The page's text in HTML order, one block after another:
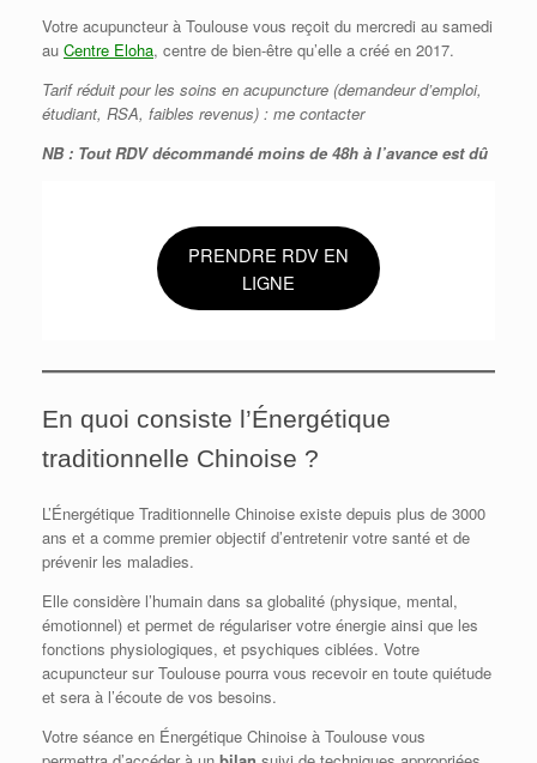
Votre acupuncteur à Toulouse vous reçoit du mercredi au samedi
au Centre Eloha, centre de bien-être qu’elle a créé en 2017.
Tarif réduit pour les soins en acupuncture (demandeur d’emploi,
étudiant, RSA, faibles revenus) : me contacter
NB : Tout RDV décommandé moins de 48h à l’avance est dû
PRENDRE RDV EN
LIGNE
En quoi consiste l’Énergétique
traditionnelle Chinoise ?
L’Énergétique Traditionnelle Chinoise existe depuis plus de 3000
ans et a comme premier objectif d’entretenir votre santé et de
prévenir les maladies.
Elle considère l’humain dans sa globalité (physique, mental,
émotionnel) et permet de régulariser votre énergie ainsi que les
fonctions physiologiques, et psychiques ciblées. Votre
acupuncteur sur Toulouse pourra vous recevoir en toute quiétude
et sera à l’écoute de vos besoins.
Votre séance en Énergétique Chinoise à Toulouse vous